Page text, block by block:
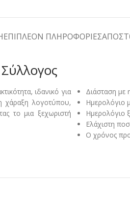
ΕΠΙΠΛΈΟΝ ΠΛΗΡΟΦΟΡΊΕΣ
ιδανικό για
χάραξη λογοτύπου,
το μια ξεχωριστή
Διάσταση με
Ημερολόγιο
Ημερολόγιο
Ελάχιστη
Ο χρόνος